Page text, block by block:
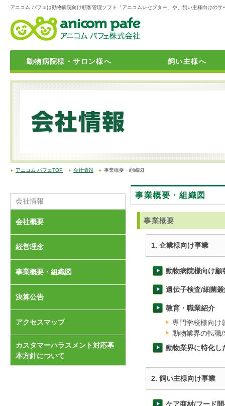
アニコム パフェは動物病院向け顧客管理ソフト「アニコムレセプター」や、飼い主様向けのサ
動物病院様・サロン様へ
動物病院向け顧客管理システム「アニレセシリーズ」
動物病院開業サポート
動物病院向けの保険商品
獣医師・動物看護師・トリマーの転職・求人情報サイト「アニジョ
「トリミングサロン・ペットホテルの方」向けの保険商品
飼い主様へ
おうちに帰れない子たちのために「迷子捜索サポート」
ペット霊園を検索できる「アニコムメモリアル 」
24時間365日電話での健康相談・緊急相談サービス「anicom24」
育てる幸せをお手元に配達「アニトレ24」
飼い主様向けお役立ち情報
学生向け就職対策講座のご案内
アニコム パフェTOP 会社情報 事業概要・組織図
会社情報
会社概要
経営理念
事業概要・組織図
決算公告
アクセスマップ
カスタマーハラスメント対応基
本方針について
事業概要・組織図
事業概要
1. 企業様向け事業
動物病院様向け顧
遺伝子検査/細菌
教育・職業紹介
専門学校様向け
動物業界の転職
動物業界に特化し
2. 飼い主様向け事業
ケア商材/フード